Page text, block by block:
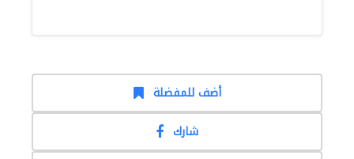
أضف للمفضلة
شارك